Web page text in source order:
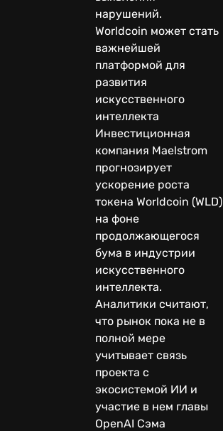
нарушений.
Worldcoin может стать
важнейшей
платформой для
развития
искусственного
интеллекта
Инвестиционная
компания Maelstrom
прогнозирует
ускорение роста
токена Worldcoin (WLD)
на фоне
продолжающегося
бума в индустрии
искусственного
интеллекта.
Аналитики считают,
что рынок пока не в
полной мере
учитывает связь
проекта с
экосистемой ИИ и
участие в нем главы
OpenAI Сэма